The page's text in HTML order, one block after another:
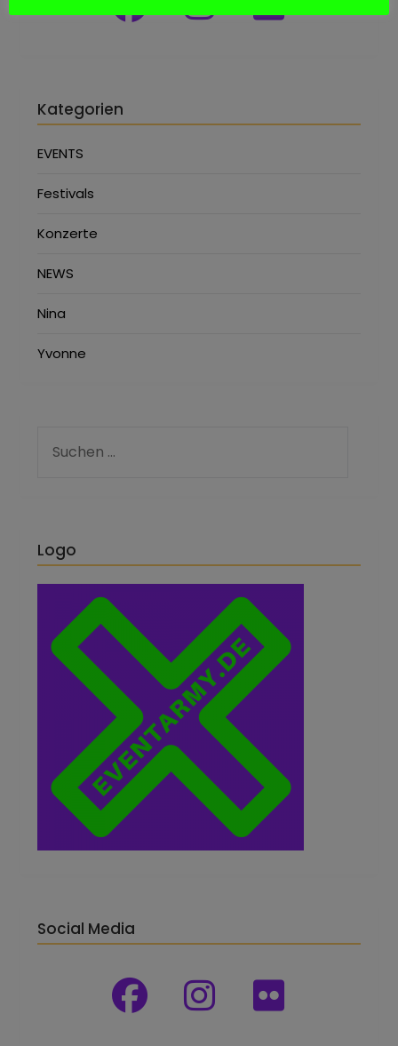
Kategorien
EVENTS
Festivals
Konzerte
NEWS
Nina
Yvonne
Logo
Social Media